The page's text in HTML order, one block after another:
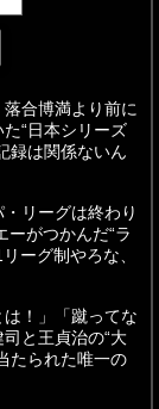
落合博満より前に
“日本シリーズ
録は関係ないん
・リーグは終わり
ーがつかんだ“ラ
ーグ制やろな、
は！」「蹴ってな
と王貞治の“大
たられた唯一の